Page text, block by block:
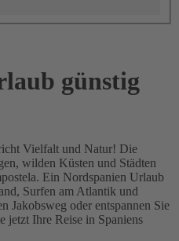
günstig
Vielfalt und Natur! Die
wilden Küsten und Städten
Ein Nordspanien Urlaub
Surfen am Atlantik und
Jakobsweg oder entspannen Sie
jetzt Ihre Reise in Spaniens